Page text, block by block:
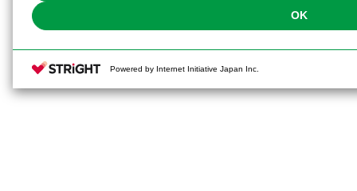
OK
Powered by Internet Initiative Japan Inc.